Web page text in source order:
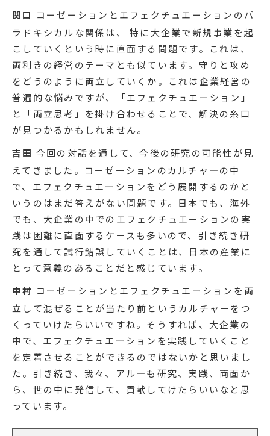
関口 コーゼーションとエフェクチュエーションのパ
ラドキシカルな関係は、 特に大企業で新規事業を起
こしていくという時に直面する問題です。これは、
両利きの経営のテーマとも似ています。守りと攻め
をどうのように両立していくか。これは企業経営の
普遍的な悩みですが、「エフェクチュエーション」
と「両立思考」を掛け合わせることで、解決の糸口
が見つかるかもしれません。
吉田 今回の対話を通して、今後の研究の可能性が見
えてきました。コーゼーションのカルチャ―の中
で、エフェクチュエーションをどう展開するのかと
いうのはまだ答えがない問題です。日本でも、海外
でも、大企業の中でのエフェクチュエーションの実
践は困難に直面するケースも多いので、引き続き研
究を通して試行錯誤していくことは、日本の産業に
とって意義のあることだと感じています。
中村 コーゼーションとエフェクチュエーションを両
立して混ぜることが当たり前というカルチャーをつ
くっていけたらいいですね。そうすれば、大企業の
中で、エフェクチュエーションを実践していくこと
を定着させることができるのではないかと思いまし
た。引き続き、我々、アル―も研究、実践、両面か
ら、世の中に発信して、貢献してけたらいいなと思
っています。